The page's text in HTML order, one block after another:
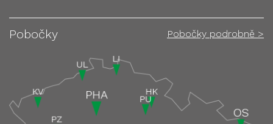
Pobočky Pobočky podrobně >